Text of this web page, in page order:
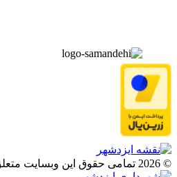
© 2026 تمامی حقوق این وبسایت متعلق به شهرداری ایزدشهر می باشد.